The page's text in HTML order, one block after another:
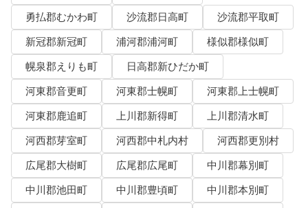
勇払郡むかわ町
沙流郡日高町
沙流郡平取町
新冠郡新冠町
浦河郡浦河町
様似郡様似町
幌泉郡えりも町
日高郡新ひだか町
河東郡音更町
河東郡士幌町
河東郡上士幌町
河東郡鹿追町
上川郡新得町
上川郡清水町
河西郡芽室町
河西郡中札内村
河西郡更別村
広尾郡大樹町
広尾郡広尾町
中川郡幕別町
中川郡池田町
中川郡豊頃町
中川郡本別町